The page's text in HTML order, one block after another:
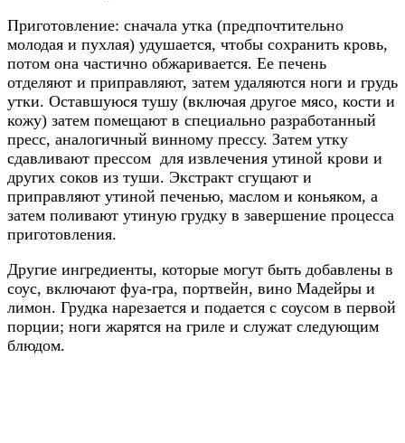
Приготовление: сначала утка (предпочтительно
молодая и пухлая) удушается, чтобы сохранить кровь,
потом она частично обжаривается. Ее печень
отделяют и приправляют, затем удаляются ноги и грудь
утки. Оставшуюся тушу (включая другое мясо, кости и
кожу) затем помещают в специально разработанный
пресс, аналогичный винному прессу. Затем утку
сдавливают прессом для извлечения утиной крови и
других соков из туши. Экстракт сгущают и
приправляют утиной печенью, маслом и коньяком, а
затем поливают утиную грудку в завершение процесса
приготовления.
Другие ингредиенты, которые могут быть добавлены в
соус, включают фуа-гра, портвейн, вино Мадейры и
лимон. Грудка нарезается и подается с соусом в первой
порции; ноги жарятся на гриле и служат следующим
блюдом.